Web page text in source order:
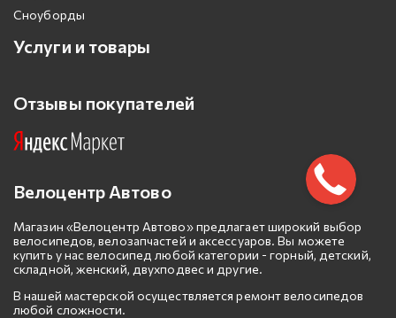
Сноуборды
Услуги и товары
Отзывы покупателей
Велоцентр Автово
Магазин «Велоцентр Автово» предлагает широкий выбор
велосипедов, велозапчастей и аксессуаров. Вы можете
купить у нас велосипед любой категории - горный, детский,
складной, женский, двухподвес и другие.
В нашей мастерской осуществляется ремонт велосипедов
любой сложности.